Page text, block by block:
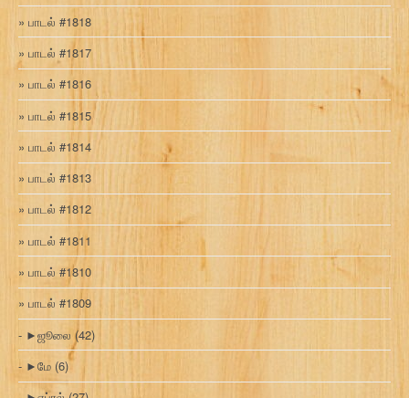
பாடல் #1818
பாடல் #1817
பாடல் #1816
பாடல் #1815
பாடல் #1814
பாடல் #1813
பாடல் #1812
பாடல் #1811
பாடல் #1810
பாடல் #1809
►ஜூலை (42)
►மே (6)